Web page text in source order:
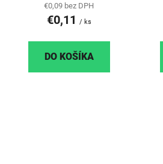
€0,09 bez DPH
€0,11 / ks
DO KOŠÍKA